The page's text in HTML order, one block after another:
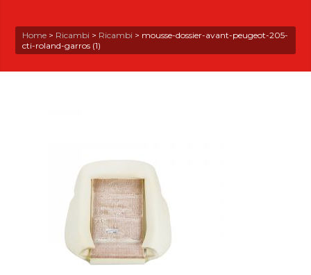
Home > Ricambi > Ricambi > mousse-dossier-avant-peugeot-205-
cti-roland-garros (1)